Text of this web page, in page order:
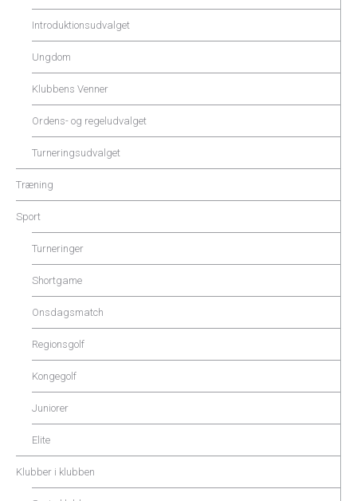
Introduktionsudvalget
Ungdom
Klubbens Venner
Ordens- og regeludvalget
Turneringsudvalget
Træning
Sport
Turneringer
Shortgame
Onsdagsmatch
Regionsgolf
Kongegolf
Juniorer
Elite
Klubber i klubben